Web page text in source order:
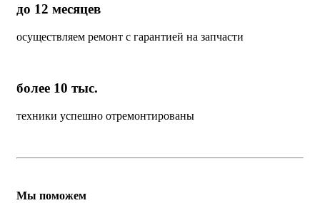
до 12 месяцев
осуществляем ремонт с гарантией на запчасти
более 10 тыс.
техники успешно отремонтированы
Мы поможем